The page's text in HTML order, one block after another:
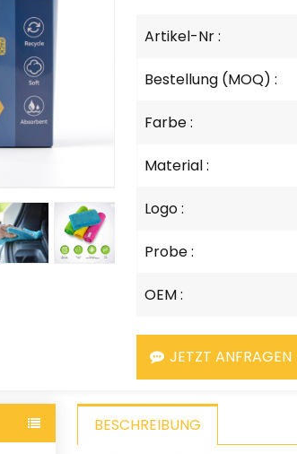
Artikel-Nr :
Bestellung (MOQ) :
Farbe :
Material :
Logo :
Probe :
OEM :
JETZT ANFRAGEN
BESCHREIBUNG